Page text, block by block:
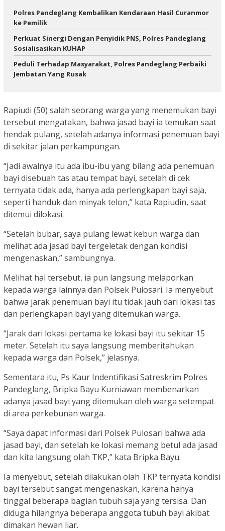
‎Polres Pandeglang Kembalikan Kendaraan Hasil Curanmor
ke Pemilik ‎ ‎
Perkuat Sinergi Dengan Penyidik PNS, Polres Pandeglang
Sosialisasikan KUHAP
Peduli Terhadap Masyarakat, Polres Pandeglang Perbaiki
Jembatan Yang Rusak
Rapiudi (50) salah seorang warga yang menemukan bayi
tersebut mengatakan, bahwa jasad bayi ia temukan saat
hendak pulang, setelah adanya informasi penemuan bayi
di sekitar jalan perkampungan.
“Jadi awalnya itu ada ibu-ibu yang bilang ada penemuan
bayi disebuah tas atau tempat bayi, setelah di cek
ternyata tidak ada, hanya ada perlengkapan bayi saja,
seperti handuk dan minyak telon,” kata Rapiudin, saat
ditemui dilokasi.
“Setelah bubar, saya pulang lewat kebun warga dan
melihat ada jasad bayi tergeletak dengan kondisi
mengenaskan,” sambungnya.
Melihat hal tersebut, ia pun langsung melaporkan
kepada warga lainnya dan Polsek Pulosari. Ia menyebut
bahwa jarak penemuan bayi itu tidak jauh dari lokasi tas
dan perlengkapan bayi yang ditemukan warga.
“Jarak dari lokasi pertama ke lokasi bayi itu sekitar 15
meter. Setelah itu saya langsung memberitahukan
kepada warga dan Polsek,” jelasnya.
Sementara itu, Ps Kaur Indentifikasi Satreskrim Polres
Pandeglang, Bripka Bayu Kurniawan membenarkan
adanya jasad bayi yang ditemukan oleh warga setempat
di area perkebunan warga.
“Saya dapat informasi dari Polsek Pulosari bahwa ada
jasad bayi, dan setelah ke lokasi memang betul ada jasad
dan kita langsung olah TKP,” kata Bripka Bayu.
Ia menyebut, setelah dilakukan olah TKP ternyata kondisi
bayi tersebut sangat mengenaskan, karena hanya
tinggal beberapa bagian tubuh saja yang tersisa. Dan
diduga hilangnya beberapa anggota tubuh bayi akibat
dimakan hewan liar.